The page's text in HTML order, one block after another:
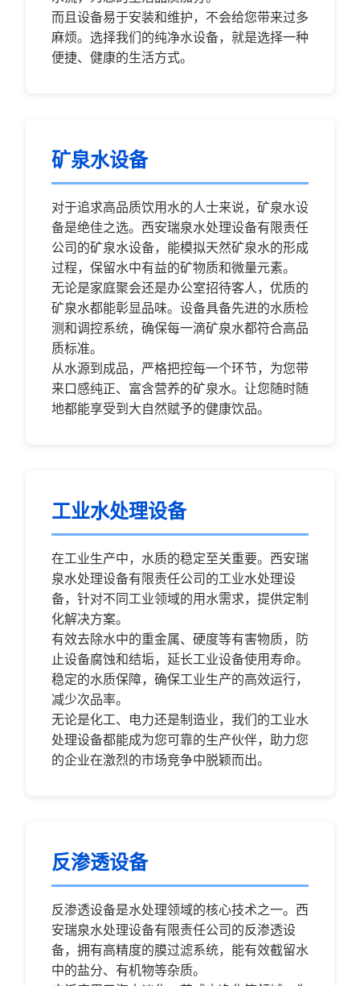
而且设备易于安装和维护，不会给您带来过多
麻烦。选择我们的纯净水设备，就是选择一种
便捷、健康的生活方式。
矿泉水设备
对于追求高品质饮用水的人士来说，矿泉水设
备是绝佳之选。西安瑞泉水处理设备有限责任
公司的矿泉水设备，能模拟天然矿泉水的形成
过程，保留水中有益的矿物质和微量元素。
无论是家庭聚会还是办公室招待客人，优质的
矿泉水都能彰显品味。设备具备先进的水质检
测和调控系统，确保每一滴矿泉水都符合高品
质标准。
从水源到成品，严格把控每一个环节，为您带
来口感纯正、富含营养的矿泉水。让您随时随
地都能享受到大自然赋予的健康饮品。
工业水处理设备
在工业生产中，水质的稳定至关重要。西安瑞
泉水处理设备有限责任公司的工业水处理设
备，针对不同工业领域的用水需求，提供定制
化解决方案。
有效去除水中的重金属、硬度等有害物质，防
止设备腐蚀和结垢，延长工业设备使用寿命。
稳定的水质保障，确保工业生产的高效运行，
减少次品率。
无论是化工、电力还是制造业，我们的工业水
处理设备都能成为您可靠的生产伙伴，助力您
的企业在激烈的市场竞争中脱颖而出。
反渗透设备
反渗透设备是水处理领域的核心技术之一。西
安瑞泉水处理设备有限责任公司的反渗透设
备，拥有高精度的膜过滤系统，能有效截留水
中的盐分、有机物等杂质。